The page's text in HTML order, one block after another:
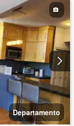
Departamento